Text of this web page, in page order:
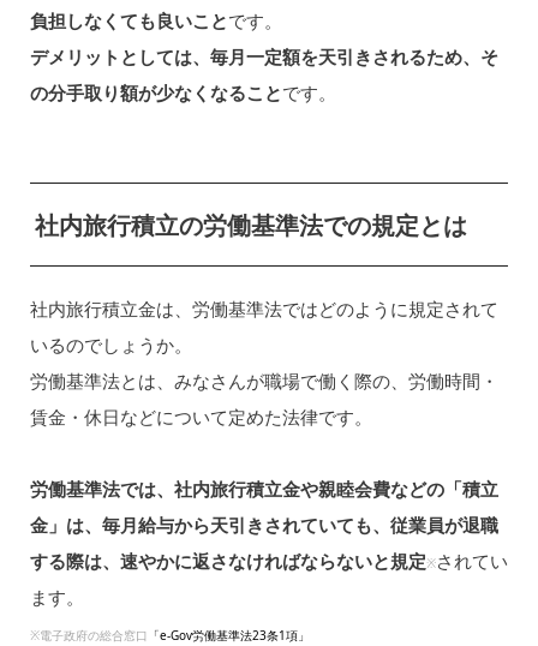
負担しなくても良いことです。
デメリットとしては、毎月一定額を天引きされるため、そ
の分手取り額が少なくなることです。
社内旅行積立の労働基準法での規定とは
社内旅行積立金は、労働基準法ではどのように規定されて
いるのでしょうか。
労働基準法とは、みなさんが職場で働く際の、労働時間・
賃金・休日などについて定めた法律です。
労働基準法では、社内旅行積立金や親睦会費などの「積立
金」は、毎月給与から天引きされていても、従業員が退職
する際は、速やかに返さなければならないと規定※されてい
ます。
※電子政府の総合窓口 「e-Gov労働基準法23条1項」